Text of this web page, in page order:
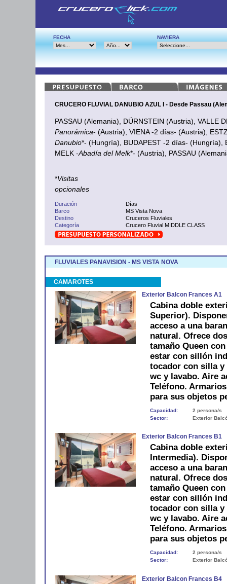
FECHA NAVIERA
CRUCERO FLUVIAL DANUBIO AZUL I - Desde Passau
PASSAU (Alemania), DÜRNSTEIN (Austria), VALLE
Panorámica- (Austria), VIENA -2 días- (Austria),
Danubio*- (Hungría), BUDAPEST -2 días- (Hungría),
MELK -Abadía del Melk*- (Austria), PASSAU
*Visitas
opcionales
Duración
Días
Barco
MS Vista Nova
Destino
Cruceros Fluviales
Categoría
Crucero Fluvial MIDDLE CLASS
FLUVIALES PANAVISION - MS VISTA NOVA
CAMAROTES
Exterior Balcon Frances A1
Cabina doble
Superior).
acceso a una
natural. Ofrece
tamaño Queen
estar con sillón
tocador con silla y
wc y lavabo. Aire
Teléfono.
para sus objetos
Capacidad:
2 persona/s
Sector:
Exterior
Exterior Balcon Frances B1
Cabina doble
Intermedia).
acceso a una
natural. Ofrece
tamaño Queen
estar con sillón
tocador con silla y
wc y lavabo. Aire
Teléfono.
para sus objetos
Capacidad:
2 persona/s
Sector:
Exterior
Exterior Balcon Frances B4